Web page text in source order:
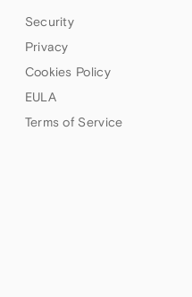
Security
Privacy
Cookies Policy
EULA
Terms of Service